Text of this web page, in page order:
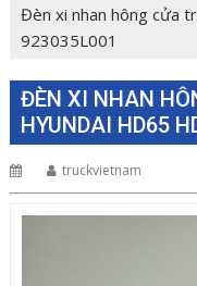
Đèn xi nhan hông cửa
923035L001
ĐÈN XI NHAN
HYUNDAI HD65
truckvietnam